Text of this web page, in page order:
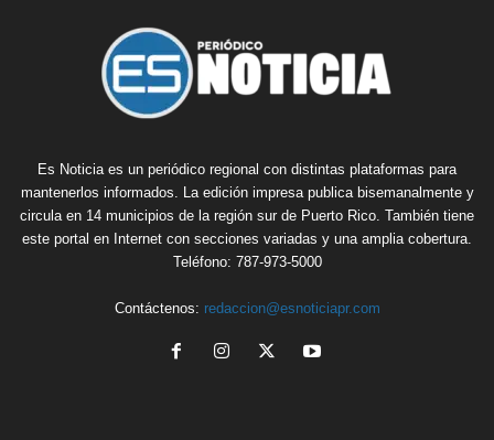
Es Noticia es un periódico regional con distintas plataformas para
mantenerlos informados. La edición impresa publica bisemanalmente y
circula en 14 municipios de la región sur de Puerto Rico. También tiene
este portal en Internet con secciones variadas y una amplia cobertura.
Teléfono: 787-973-5000
Contáctenos: redaccion@esnoticiapr.com